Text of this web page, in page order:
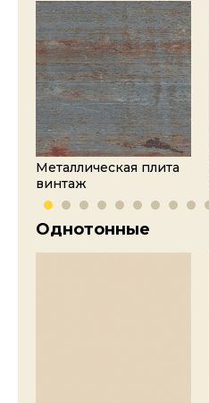
Металлическая плита
винтаж
Однотонные